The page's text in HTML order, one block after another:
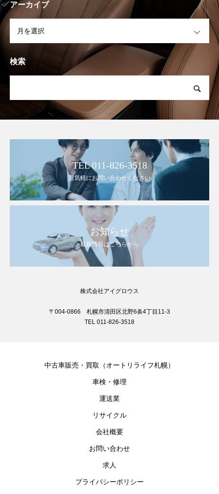
アーカイブ
検索
TEL 011-826-3518
お気軽にお問い合わせください
お知らせ
最新情報はこちらから
株式会社アイグロウス
〒004-0866 札幌市清田区北野6条4丁目11-3
TEL 011-826-3518
中古車販売・買取（オートリライフ札幌）
車検・修理
運送業
リサイクル
会社概要
お問い合わせ
求人
プライバシーポリシー